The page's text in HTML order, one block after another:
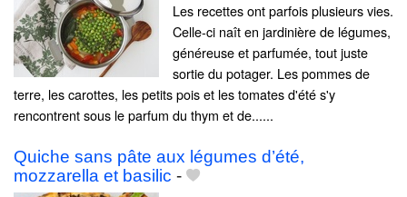
Les recettes ont parfois plusieurs vies.
Celle-ci naît en jardinière de légumes,
généreuse et parfumée, tout juste
sortie du potager. Les pommes de
terre, les carottes, les petits pois et les tomates d'été s'y
rencontrent sous le parfum du thym et de......
Quiche sans pâte aux légumes d’été,
mozzarella et basilic -